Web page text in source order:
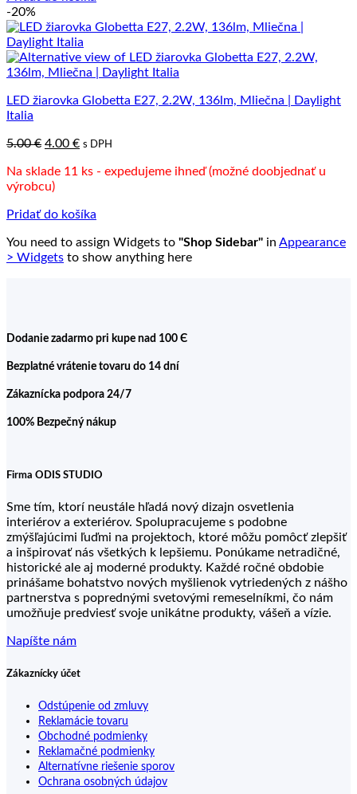
-20%
LED žiarovka Globetta E27, 2.2W, 136lm, Mliečna | Daylight
Italia
5.00€ Pôvodná
bola:
5.00 €.
4.00 €Aktuálna
je:
s DPH
Na sklade 11 ks - expedujeme ihneď (možné doobjednať u
výrobcu)
Pridať do košíka
You need to assign Widgets to "Shop Sidebar" in Appearance
> Widgets to show anything here
Dodanie zadarmo pri kupe nad 100 Є
Bezplatné vrátenie tovaru do 14 dní
Zákaznícka podpora 24/7
100% Bezpečný nákup
Firma ODIS STUDIO
Sme tím, ktorí neustále hľadá nový dizajn osvetlenia
interiérov a exteriérov. Spolupracujeme s podobne
zmýšľajúcimi ľuďmi na projektoch, ktoré môžu pomôcť zlepšiť
a inšpirovať nás všetkých k lepšiemu. Ponúkame netradičné,
historické ale aj moderné produkty. Každé ročné obdobie
prinášame bohatstvo nových myšlienok vytriedených z nášho
partnerstva s poprednými svetovými remeselníkmi, čo nám
umožňuje predviesť svoje unikátne produkty, vášeň a vízie.
Napíšte nám
Zákaznícky účet
Odstúpenie od zmluvy
Reklamácie tovaru
Obchodné podmienky
Reklamačné podmienky
Alternatívne riešenie sporov
Ochrana osobných údajov